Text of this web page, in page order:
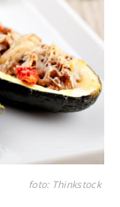
foto: Thinkstock